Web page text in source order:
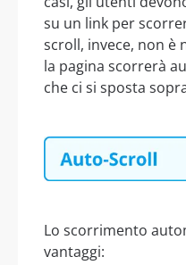
su un link per
scroll, invece, non è
la pagina scorrerà
che ci si sposta
Lo scorrimento
vantaggi: